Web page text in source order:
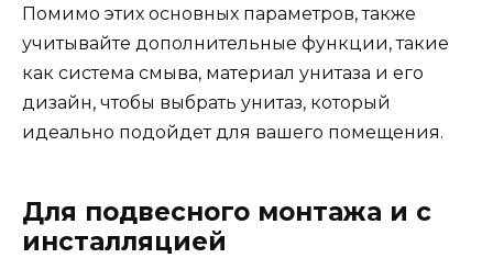
Помимо этих основных параметров, также
учитывайте дополнительные функции, такие
как система смыва, материал унитаза и его
дизайн, чтобы выбрать унитаз, который
идеально подойдет для вашего помещения.
Для подвесного монтажа и с
инсталляцией